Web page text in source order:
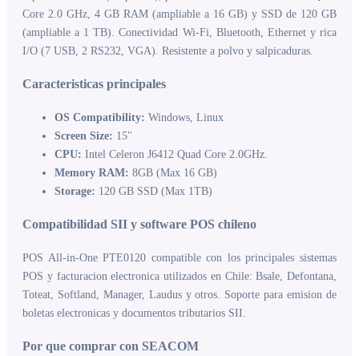
Core 2.0 GHz, 4 GB RAM (ampliable a 16 GB) y SSD de 120 GB
(ampliable a 1 TB). Conectividad Wi-Fi, Bluetooth, Ethernet y rica
I/O (7 USB, 2 RS232, VGA). Resistente a polvo y salpicaduras.
Caracteristicas principales
OS Compatibility: Windows, Linux
Screen Size: 15"
CPU: Intel Celeron J6412 Quad Core 2.0GHz.
Memory RAM: 8GB (Max 16 GB)
Storage: 120 GB SSD (Max 1TB)
Compatibilidad SII y software POS chileno
POS All-in-One PTE0120 compatible con los principales sistemas
POS y facturacion electronica utilizados en Chile: Bsale, Defontana,
Toteat, Softland, Manager, Laudus y otros. Soporte para emision de
boletas electronicas y documentos tributarios SII.
Por que comprar con SEACOM